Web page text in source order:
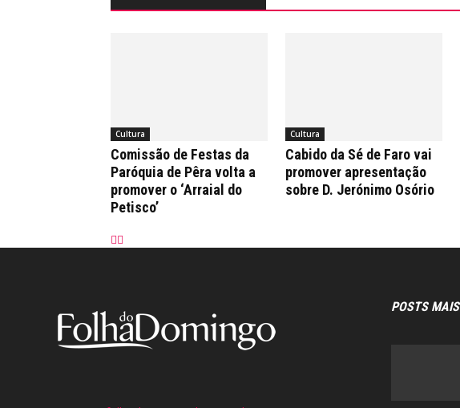
Cultura
Comissão de Festas da
Paróquia de Pêra volta a
promover o ‘Arraial do
Petisco’
Cultura
Cabido da Sé de Faro vai
promover apresentação
sobre D. Jerónimo Osório
POSTS